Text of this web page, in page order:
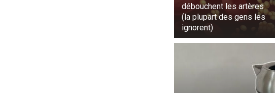
débouchent les artères
(la plupart des gens les
ignorent)